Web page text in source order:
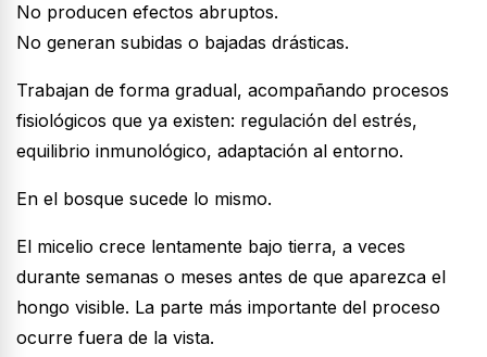
No producen efectos abruptos.
No generan subidas o bajadas drásticas.
Trabajan de forma gradual, acompañando procesos
fisiológicos que ya existen: regulación del estrés,
equilibrio inmunológico, adaptación al entorno.
En el bosque sucede lo mismo.
El micelio crece lentamente bajo tierra, a veces
durante semanas o meses antes de que aparezca el
hongo visible. La parte más importante del proceso
ocurre fuera de la vista.